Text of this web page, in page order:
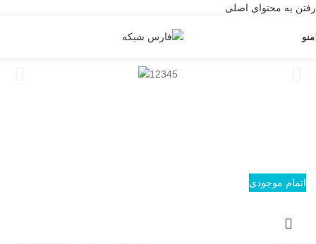
رفتن به محتوای اصلی
منو
اتمام موجودی